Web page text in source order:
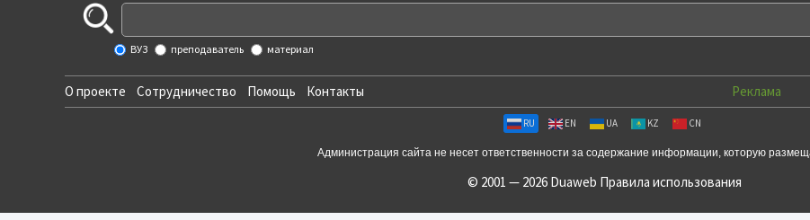
ВУЗ преподаватель материал
О проекте Сотрудничество Помощь Контакты Реклама
RU EN UA KZ CN
Администрация сайта не несет ответственности за содержание информации, которую
© 2001 — 2026 Duaweb Правила использования